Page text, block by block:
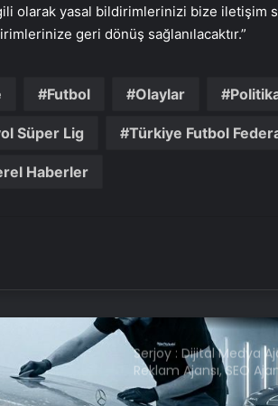
olarak yasal bildirimlerinizi bize iletişim
geri dönüş sağlanılacaktır.”
Futbol Olaylar
Süper Lig Türkiye Futbol
Haberler
İstanbul’da kritik
görüşmelerde ev sahibi
NATO Genel Sekreteri
Erdoğan NATO içinde
lider ve saygı duyulan
Serjoy : Dijital Medya
Reklam Ajansı, SEO
Tasarım Ajansı